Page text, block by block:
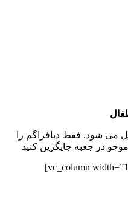
می شود. فقط دیافراگم را
موجو در جعبه جایگزین کنید
[/vc_column_text][/vc_column][vc_column width=”1/3″]